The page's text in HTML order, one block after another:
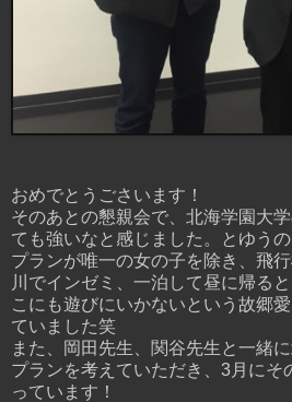
おめでとうごさいます！
そのあとの懇親会で、北海学園大
ても強いなと感じました。とゆう
プランが唯一の女の子を除き、飛
川でインゼミ、一泊して昼に帰る
こにも遊びにいかないという故郷
ていました笑
また、岡田先生、関谷先生と一緒
プランを考えていただき、3月にそ
っています！